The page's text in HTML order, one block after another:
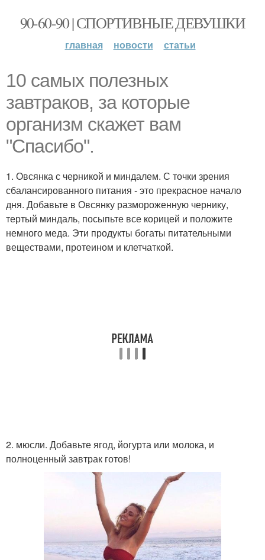
90-60-90 | СПОРТИВНЫЕ ДЕВУШКИ
главная новости статьи
10 самых полезных
завтраков, за которые
организм скажет вам
"Спасибо".
1. Овсянка с черникой и миндалем. С точки зрения
сбалансированного питания - это прекрасное начало
дня. Добавьте в Овсянку размороженную чернику,
тертый миндаль, посыпьте все корицей и положите
немного меда. Эти продукты богаты питательными
веществами, протеином и клетчаткой.
2. мюсли. Добавьте ягод, йогурта или молока, и
полноценный завтрак готов!